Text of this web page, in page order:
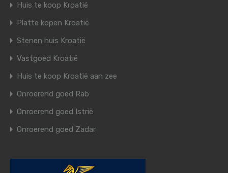
Huis te koop Kroatië
Platte kopen Kroatië
Stenen huis Kroatië
Vastgoed Kroatië
Huis te koop Kroatië aan zee
Onroerend goed Rab
Onroerend goed Istrië
Onroerend goed Zadar